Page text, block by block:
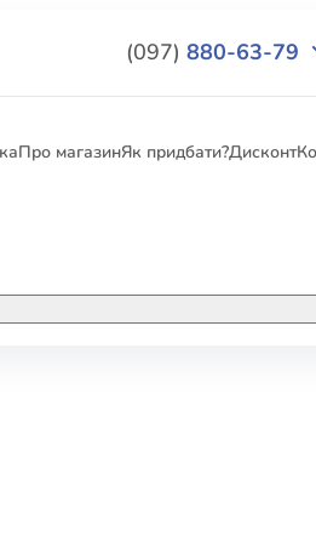
(097) 880-63-79
Про магазинЯк придбати?Дисконт